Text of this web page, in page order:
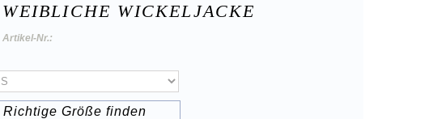
WEIBLICHE WICKELJACKE
Artikel-Nr.:
Richtige Größe finden